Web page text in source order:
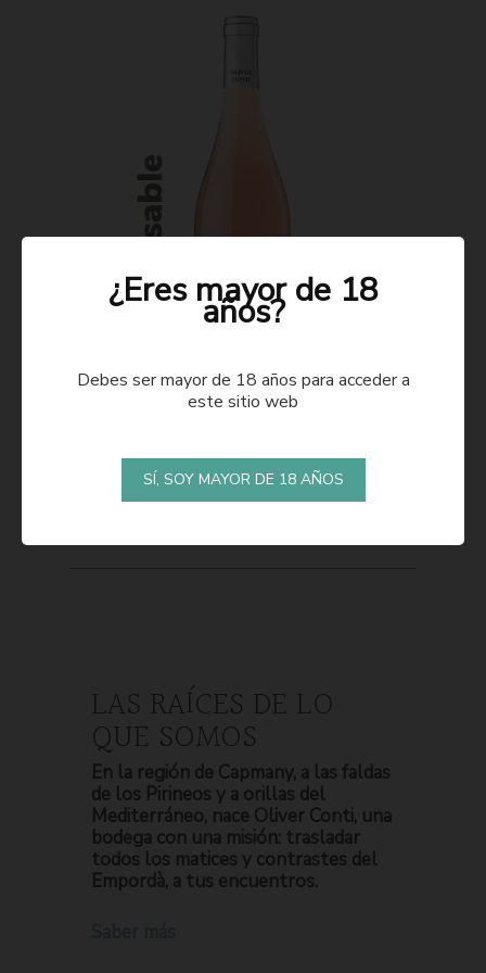
LAS RAÍCES DE LO
QUE SOMOS
En la región de Capmany, a las faldas
de los Pirineos y a orillas del
Mediterráneo, nace Oliver Conti, una
bodega con una misión: trasladar
todos los matices y contrastes del
Empordà, a tus encuentros.
¿Eres mayor de 18
años?
Debes ser mayor de 18 años para acceder a
este sitio web
SÍ, SOY MAYOR DE 18 AÑOS